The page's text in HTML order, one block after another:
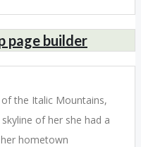
page builder
the Italic Mountains,
of her she had a
hometown